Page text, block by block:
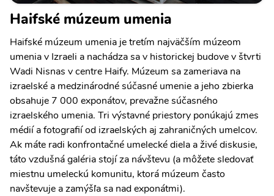
Haifské múzeum umenia
Haifské múzeum umenia je tretím najväčším múzeom
umenia v Izraeli a nachádza sa v historickej budove v štvrti
Wadi Nisnas v centre Haify. Múzeum sa zameriava na
izraelské a medzinárodné súčasné umenie a jeho zbierka
obsahuje 7 000 exponátov, prevažne súčasného
izraelského umenia. Tri výstavné priestory ponúkajú zmes
médií a fotografií od izraelských aj zahraničných umelcov.
Ak máte radi konfrontačné umelecké diela a živé diskusie,
táto vzdušná galéria stojí za návštevu (a môžete sledovať
miestnu umeleckú komunitu, ktorá múzeum často
navštevuje a zamýšľa sa nad exponátmi).